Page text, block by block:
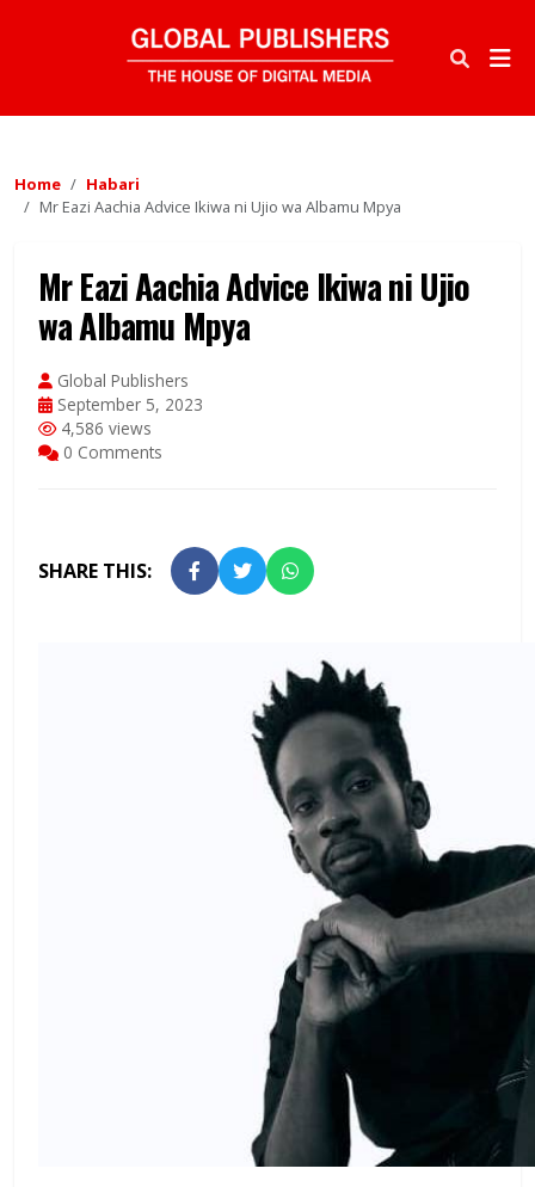
Home
Habari
Mr Eazi Aachia Advice Ikiwa ni Ujio wa Albamu Mpya
Mr Eazi Aachia Advice Ikiwa ni Ujio
wa Albamu Mpya
Global Publishers
September 5, 2023
4,586 views
0 Comments
SHARE THIS: